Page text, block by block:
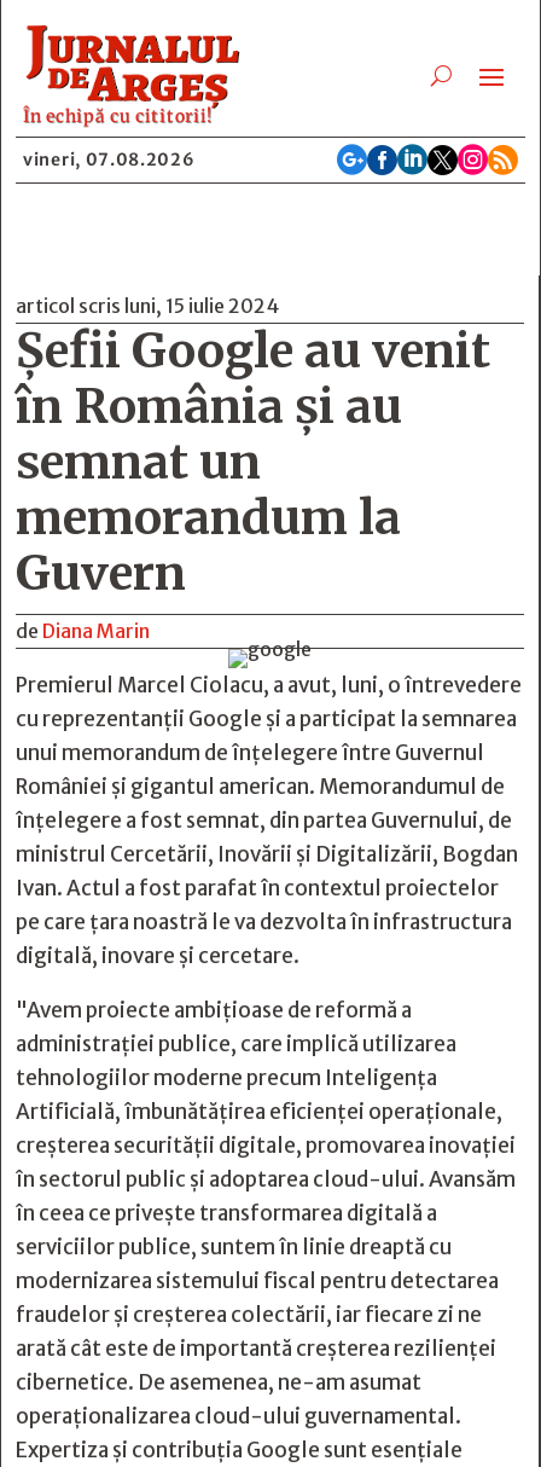
În echipă cu cititorii!
vineri, 07.08.2026 
articol scris luni, 15 iulie 2024
Șefii Google au venit
în România și au
semnat un
memorandum la
Guvern
de Diana Marin
Premierul Marcel Ciolacu, a avut, luni, o întrevedere
cu reprezentanții Google și a participat la semnarea
unui memorandum de înțelegere între Guvernul
României și gigantul american. Memorandumul de
înțelegere a fost semnat, din partea Guvernului, de
ministrul Cercetării, Inovării și Digitalizării, Bogdan
Ivan. Actul a fost parafat în contextul proiectelor
pe care țara noastră le va dezvolta în infrastructura
digitală, inovare și cercetare.
"Avem proiecte ambițioase de reformă a
administrației publice, care implică utilizarea
tehnologiilor moderne precum Inteligența
Artificială, îmbunătățirea eficienței operaționale,
creșterea securității digitale, promovarea inovației
în sectorul public și adoptarea cloud-ului. Avansăm
în ceea ce privește transformarea digitală a
serviciilor publice, suntem în linie dreaptă cu
modernizarea sistemului fiscal pentru detectarea
fraudelor și creșterea colectării, iar fiecare zi ne
arată cât este de importantă creșterea rezilienței
cibernetice. De asemenea, ne-am asumat
operaționalizarea cloud-ului guvernamental.
Expertiza și contribuția Google sunt esențiale